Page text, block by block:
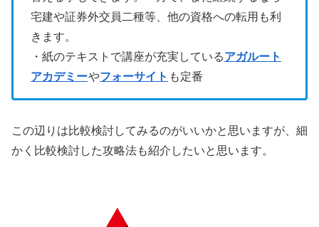
宅建や証券外交員二種等、他の資格への転用も利
きます。
・紙のテキストで講座が充実しているアガルート
アカデミーやフォーサイト も定番
この辺りは比較検討してみるのがいいかと思いますが、細
かく比較検討した攻略法も紹介したいと思います。